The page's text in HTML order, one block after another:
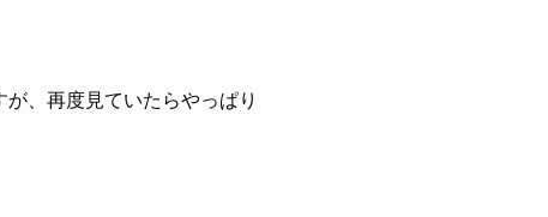
、再度見ていたらやっぱり